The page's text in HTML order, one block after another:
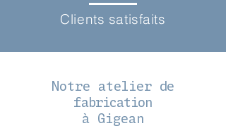
Clients satisfaits
Notre atelier de
fabrication
à Gigean